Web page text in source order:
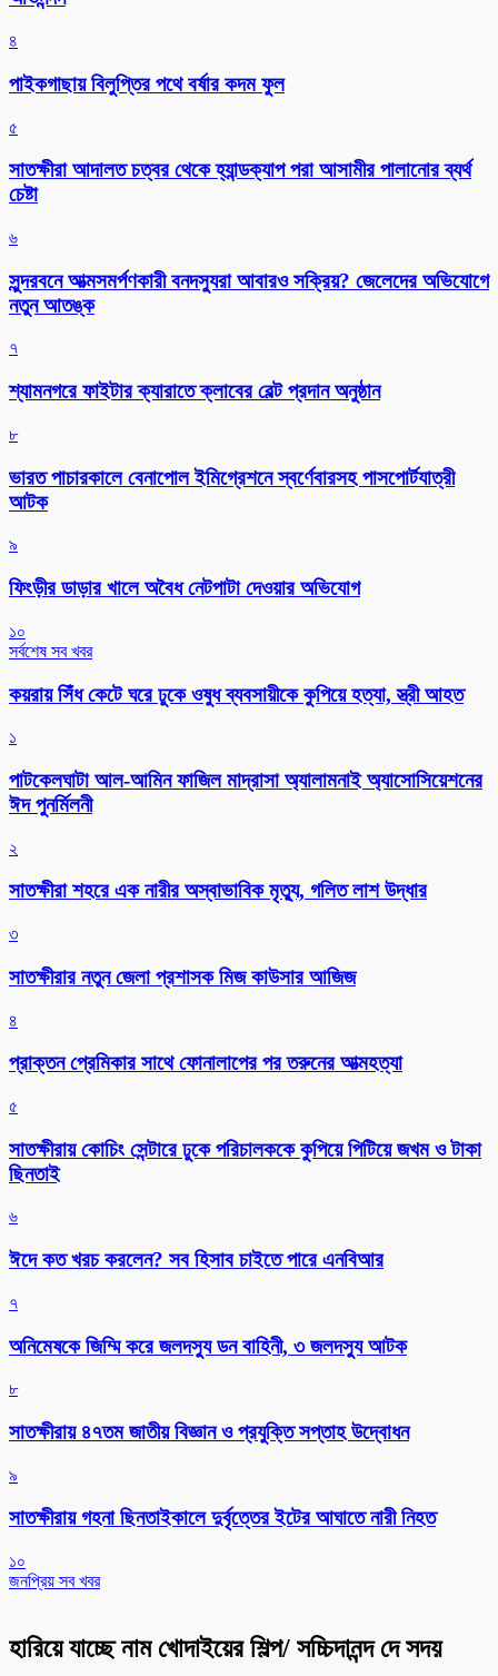
৪
পাইকগাছায় বিলুপ্তির পথে বর্ষার কদম ফুল
৫
সাতক্ষীরা আদালত চত্বর থেকে হ্যান্ডক্যাপ পরা আসামীর পালানোর ব্যর্থ
চেষ্টা
৬
সুন্দরবনে আত্মসমর্পণকারী বনদস্যুরা আবারও সক্রিয়? জেলেদের অভিযোগে
নতুন আতঙ্ক
৭
শ্যামনগরে ফাইটার ক্যারাতে ক্লাবের বেল্ট প্রদান অনুষ্ঠান
৮
ভারত পাচারকালে বেনাপোল ইমিগ্রেশনে স্বর্ণেবারসহ পাসপোর্টযাত্রী
আটক
৯
ফিংড়ীর ডাড়ার খালে অবৈধ নেটপাটা দেওয়ার অভিযোগ
১০
সর্বশেষ সব খবর
কয়রায় সিঁধ কেটে ঘরে ঢুকে ওষুধ ব্যবসায়ীকে কুপিয়ে হত্যা, স্ত্রী আহত
১
পাটকেলঘাটা আল-আমিন ফাজিল মাদ্রাসা অ্যালামনাই অ্যাসোসিয়েশনের
ঈদ পুনর্মিলনী
২
সাতক্ষীরা শহরে এক নারীর অস্বাভাবিক মৃত্যু, গলিত লাশ উদ্ধার
৩
সাতক্ষীরার নতুন জেলা প্রশাসক মিজ কাউসার আজিজ
৪
প্রাক্তন প্রেমিকার সাথে ফোনালাপের পর তরুনের আত্মহত্যা
৫
সাতক্ষীরায় কোচিং সেন্টারে ঢুকে পরিচালককে কুপিয়ে পিটিয়ে জখম ও টাকা
ছিনতাই
৬
ঈদে কত খরচ করলেন? সব হিসাব চাইতে পারে এনবিআর
৭
অনিমেষকে জিম্মি করে জলদস্যু ডন বাহিনী, ৩ জলদস্যু আটক
৮
সাতক্ষীরায় ৪৭তম জাতীয় বিজ্ঞান ও প্রযুক্তি সপ্তাহ উদ্বোধন
৯
সাতক্ষীরায় গহনা ছিনতাইকালে দুর্বৃত্তের ইটের আঘাতে নারী নিহত
১০
জনপ্রিয় সব খবর
হারিয়ে যাচ্ছে নাম খোদাইয়ের শিল্প/ সচ্চিদানন্দ দে সদয়